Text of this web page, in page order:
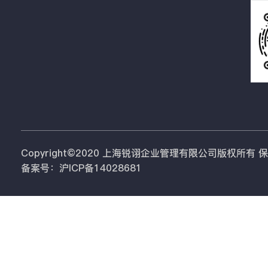
Copyright©2020 上海锐诩企业管理有限公司版权所有
备案号：沪ICP备14028681